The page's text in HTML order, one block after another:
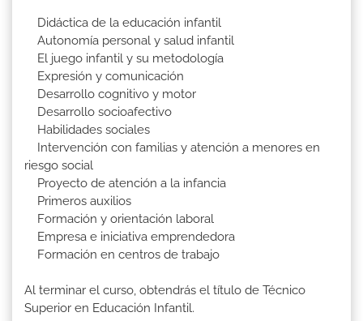
Didáctica de la educación infantil
Autonomía personal y salud infantil
El juego infantil y su metodología
Expresión y comunicación
Desarrollo cognitivo y motor
Desarrollo socioafectivo
Habilidades sociales
Intervención con familias y atención a menores en
riesgo social
Proyecto de atención a la infancia
Primeros auxilios
Formación y orientación laboral
Empresa e iniciativa emprendedora
Formación en centros de trabajo
Al terminar el curso, obtendrás el título de Técnico
Superior en Educación Infantil.